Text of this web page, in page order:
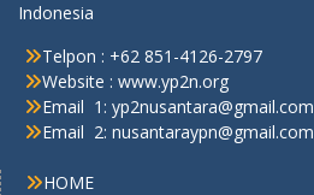
Indonesia
Telpon : +62 851-4126-2797
Website : www.yp2n.org
Email 1: yp2nusantara@gmail.com
Email 2: nusantaraypn@gmail.com
HOME